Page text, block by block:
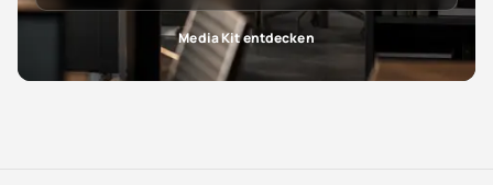
Media Kit entdecken